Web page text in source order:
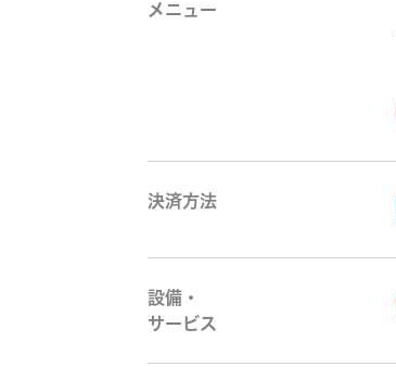
メニュー
決済方法
設備・
サービス